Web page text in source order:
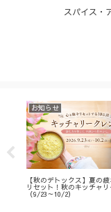
スパイス・
お知らせ
【秋のデトックス】夏の
リセット！秋のキッチャ
（9/23～10/2）